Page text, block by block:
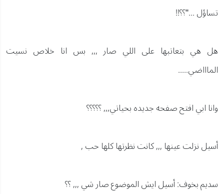
تساؤل ..."؟؟!!
هل هي بتعاتبها على اللي صار ,,, بس انا خلاص نسيت
الماااضي.....
وانا ابي افتح صفحه جديده بحياتي,,, ؟؟؟؟؟
أسيل نزلت عينها ,,, كانت نظرتها كلها حب ,
سديم بخوف: أسيل ايش الموضوع صار شي ,,, ؟؟